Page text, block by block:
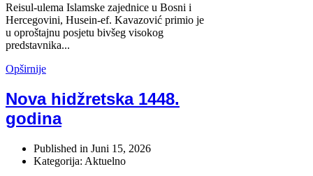
Reisul-ulema Islamske zajednice u Bosni i
Hercegovini, Husein-ef. Kavazović primio je
u oproštajnu posjetu bivšeg visokog
predstavnika...
Opširnije
Nova hidžretska 1448.
godina
Published in Juni 15, 2026
Kategorija: Aktuelno